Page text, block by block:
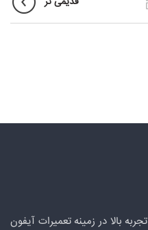
بالا در زمینه تعمیرات آیفون